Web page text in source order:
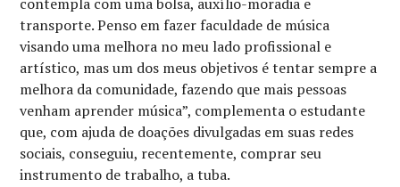
transporte. Penso em fazer faculdade de música
visando uma melhora no meu lado profissional e
artístico, mas um dos meus objetivos é tentar sempre a
melhora da comunidade, fazendo que mais pessoas
venham aprender música”, complementa o estudante
que, com ajuda de doações divulgadas em suas redes
sociais, conseguiu, recentemente, comprar seu
instrumento de trabalho, a tuba.